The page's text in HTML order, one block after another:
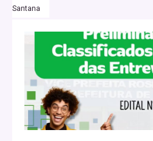
Santana